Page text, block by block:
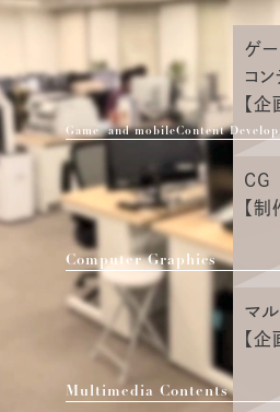
ゲー
コ
【企
Game and mobileContent
CG
【制
Computer Graphics
マ
【企
Multimedia Contents